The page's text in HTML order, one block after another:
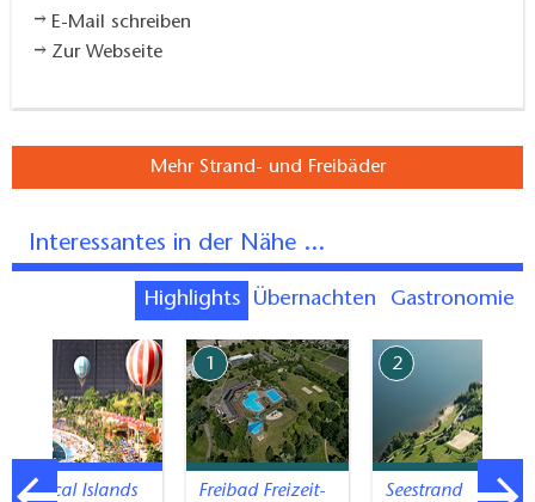
E-Mail schreiben
Zur Webseite
Mehr Strand- und Freibäder
Interessantes in der Nähe ...
Highlights Übernachten Gastronomie
Tropical Islands
1
Freibad Freizeit-
2
Seestrand